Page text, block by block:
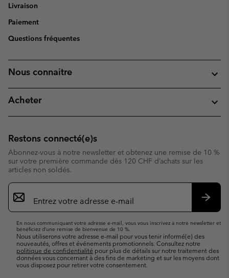
Livraison
Paiement
Questions fréquentes
Nous connaitre
Acheter
Restons connecté(e)s
Abonnez-vous à notre newsletter et obtenez une remise de 10 %
sur votre première commande dès 120 CHF d’achats sur les
articles non soldés.
Inscription
par
e-
En nous communiquant votre adresse e-mail, vous vous inscrivez à notre newsletter et
bénéficiez d’une remise de bienvenue de 10 %.
Nous utiliserons votre adresse e-mail pour vous tenir informé(e) des
nouveautés, offres et événements promotionnels. Consultez notre
politique de confidentialité pour plus de détails sur notre traitement des
données vous concernant à des fins de marketing et sur les moyens dont
vous disposez pour retirer votre consentement.